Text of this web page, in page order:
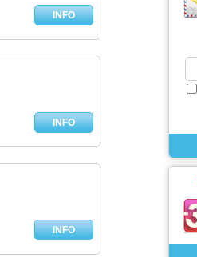
INFO
INFO
INFO